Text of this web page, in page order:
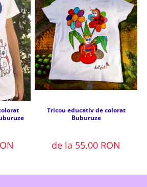
Tricou educativ de colorat
Buburuze
de la 55,00 RON